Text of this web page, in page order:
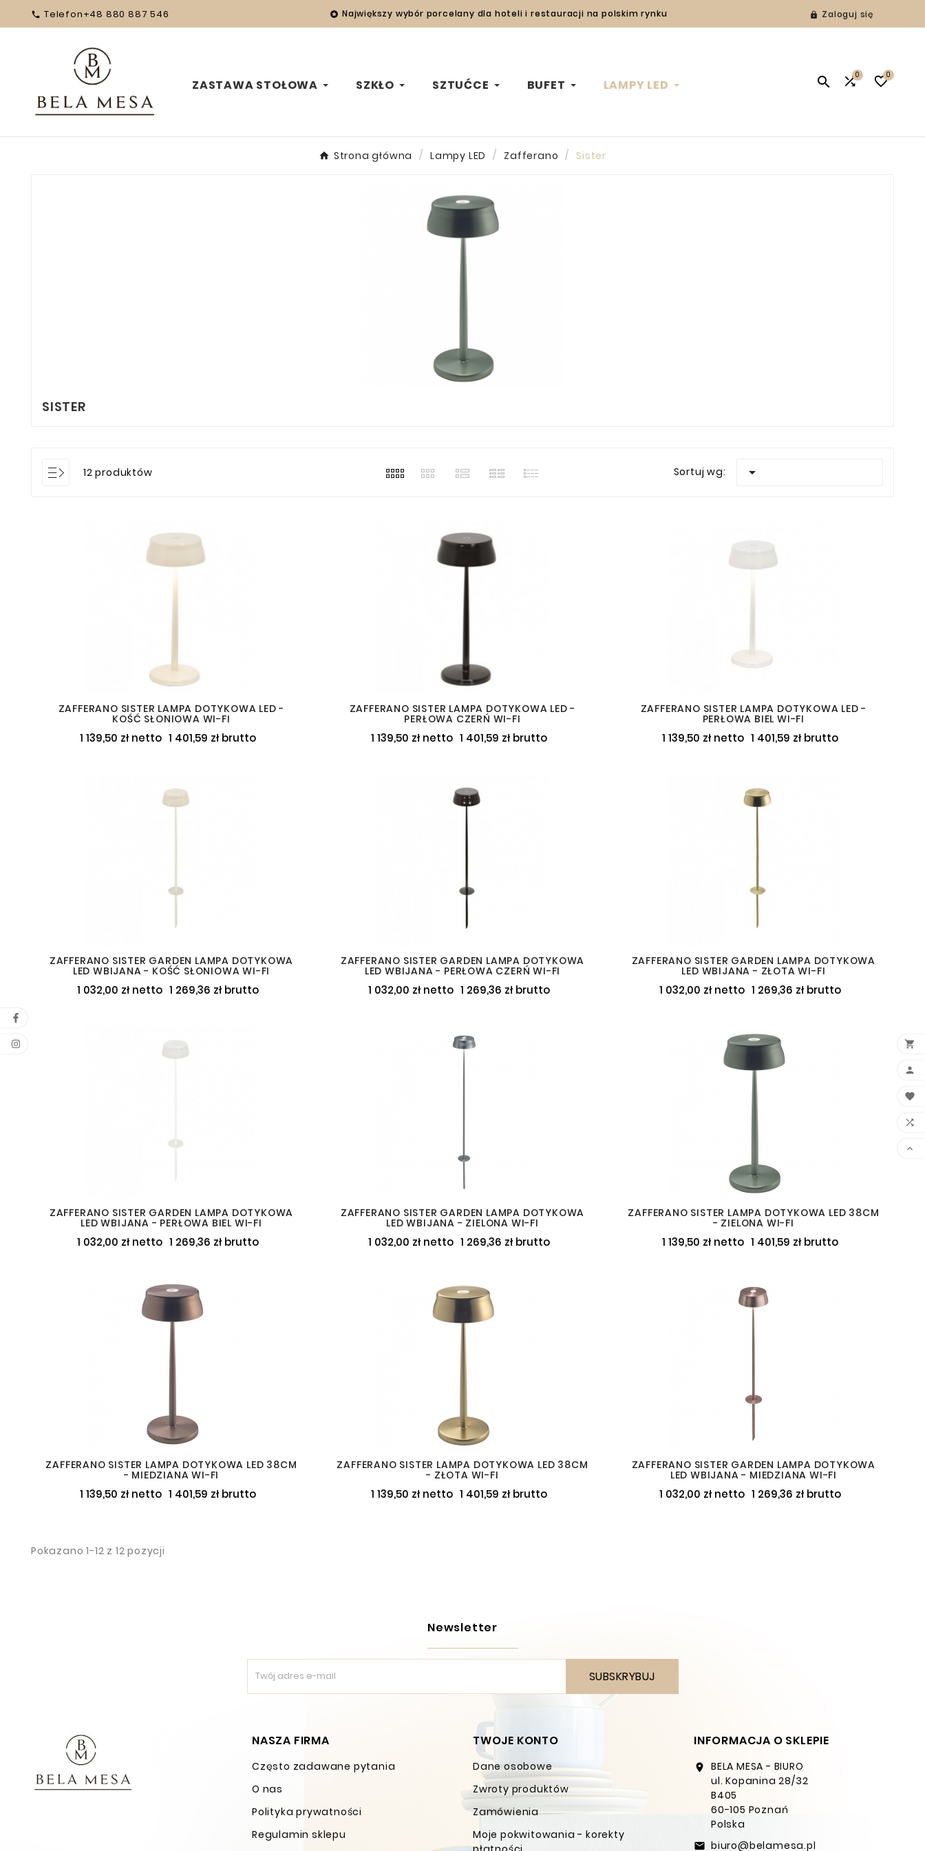
 Telefon+48 880 887 546  Największy wybór porcelany dla hoteli i restauracji na polskim rynku  Zaloguj się
ZASTAWA STOŁOWA SZKŁO SZTUĆCE BUFET LAMPY LED  0 0
Strona główna Lampy LED Zafferano Sister
SISTER
12 produktów Sortuj wg: 
ZAFFERANO SISTER LAMPA DOTYKOWA LED -
KOŚĆ SŁONIOWA WI-FI
1 139,50 zł netto 1 401,59 zł brutto
ZAFFERANO SISTER LAMPA DOTYKOWA LED -
PERŁOWA CZERŃ WI-FI
1 139,50 zł netto 1 401,59 zł brutto
ZAFFERANO SISTER LAMPA DOTYKOWA LED -
PERŁOWA BIEL WI-FI
1 139,50 zł netto 1 401,59 zł brutto
ZAFFERANO SISTER GARDEN LAMPA DOTYKOWA
LED WBIJANA - KOŚĆ SŁONIOWA WI-FI
1 032,00 zł netto 1 269,36 zł brutto
ZAFFERANO SISTER GARDEN LAMPA DOTYKOWA
LED WBIJANA - PERŁOWA CZERŃ WI-FI
1 032,00 zł netto 1 269,36 zł brutto
ZAFFERANO SISTER GARDEN LAMPA DOTYKOWA
LED WBIJANA - ZŁOTA WI-FI
1 032,00 zł netto 1 269,36 zł brutto
ZAFFERANO SISTER GARDEN LAMPA DOTYKOWA
LED WBIJANA - PERŁOWA BIEL WI-FI
1 032,00 zł netto 1 269,36 zł brutto
ZAFFERANO SISTER GARDEN LAMPA DOTYKOWA
LED WBIJANA - ZIELONA WI-FI
1 032,00 zł netto 1 269,36 zł brutto
ZAFFERANO SISTER LAMPA DOTYKOWA LED 38CM
- ZIELONA WI-FI
1 139,50 zł netto 1 401,59 zł brutto
ZAFFERANO SISTER LAMPA DOTYKOWA LED 38CM
- MIEDZIANA WI-FI
1 139,50 zł netto 1 401,59 zł brutto
ZAFFERANO SISTER LAMPA DOTYKOWA LED 38CM
- ZŁOTA WI-FI
1 139,50 zł netto 1 401,59 zł brutto
ZAFFERANO SISTER GARDEN LAMPA DOTYKOWA
LED WBIJANA - MIEDZIANA WI-FI
1 032,00 zł netto 1 269,36 zł brutto
Pokazano 1-12 z 12 pozycji
Newsletter
SUBSKRYBUJ
NASZA FIRMA
Często zadawane pytania
O nas
Polityka prywatności
Regulamin sklepu
TWOJE KONTO
Dane osobowe
Zwroty produktów
Zamówienia
Moje pokwitowania - korekty
INFORMACJA O SKLEPIE
location_on
BELA MESA - BIURO
ul. Kopanina 28/32
B405
60-105 Poznań
Polska
email biuro@belamesa.pl




